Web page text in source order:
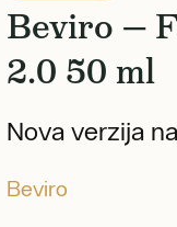
Beviro —
2.0 50 ml
Nova verzija
Beviro